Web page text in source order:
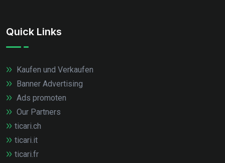
Quick Links
Kaufen und Verkaufen
Banner Advertising
Ads promoten
Our Partners
ticari.ch
ticari.it
ticari.fr